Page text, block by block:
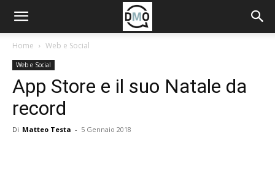
Home Web e Social
Web e Social
App Store e il suo Natale da
record
Di Matteo Testa - 5 Gennaio 2018